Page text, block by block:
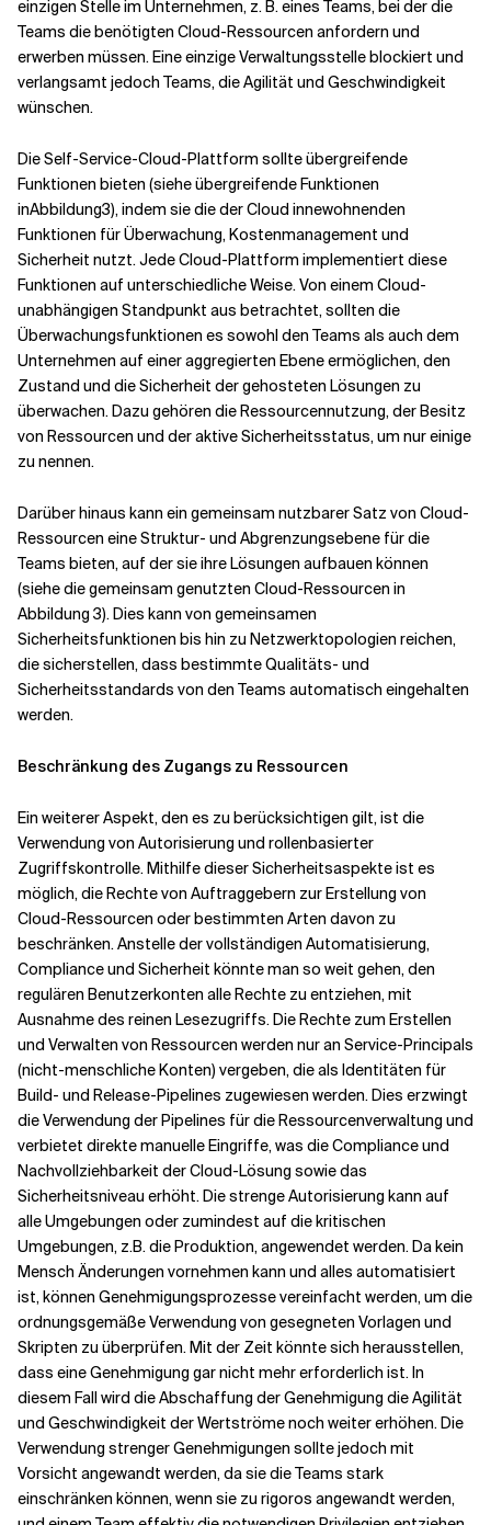
einzigen Stelle im Unternehmen, z. B. eines Teams, bei der die
Teams die benötigten Cloud-Ressourcen anfordern und
erwerben müssen. Eine einzige Verwaltungsstelle blockiert und
verlangsamt jedoch Teams, die Agilität und Geschwindigkeit
wünschen.
Die Self-Service-Cloud-Plattform sollte übergreifende
Funktionen bieten (siehe übergreifende Funktionen
inAbbildung3), indem sie die der Cloud innewohnenden
Funktionen für Überwachung, Kostenmanagement und
Sicherheit nutzt. Jede Cloud-Plattform implementiert diese
Funktionen auf unterschiedliche Weise. Von einem Cloud-
unabhängigen Standpunkt aus betrachtet, sollten die
Überwachungsfunktionen es sowohl den Teams als auch dem
Unternehmen auf einer aggregierten Ebene ermöglichen, den
Zustand und die Sicherheit der gehosteten Lösungen zu
überwachen. Dazu gehören die Ressourcennutzung, der Besitz
von Ressourcen und der aktive Sicherheitsstatus, um nur einige
zu nennen.
Darüber hinaus kann ein gemeinsam nutzbarer Satz von Cloud-
Ressourcen eine Struktur- und Abgrenzungsebene für die
Teams bieten, auf der sie ihre Lösungen aufbauen können
(siehe die gemeinsam genutzten Cloud-Ressourcen in
Abbildung 3). Dies kann von gemeinsamen
Sicherheitsfunktionen bis hin zu Netzwerktopologien reichen,
die sicherstellen, dass bestimmte Qualitäts- und
Sicherheitsstandards von den Teams automatisch eingehalten
werden.
Beschränkung des Zugangs zu Ressourcen
Ein weiterer Aspekt, den es zu berücksichtigen gilt, ist die
Verwendung von Autorisierung und rollenbasierter
Zugriffskontrolle. Mithilfe dieser Sicherheitsaspekte ist es
möglich, die Rechte von Auftraggebern zur Erstellung von
Cloud-Ressourcen oder bestimmten Arten davon zu
beschränken. Anstelle der vollständigen Automatisierung,
Compliance und Sicherheit könnte man so weit gehen, den
regulären Benutzerkonten alle Rechte zu entziehen, mit
Ausnahme des reinen Lesezugriffs. Die Rechte zum Erstellen
und Verwalten von Ressourcen werden nur an Service-Principals
(nicht-menschliche Konten) vergeben, die als Identitäten für
Build- und Release-Pipelines zugewiesen werden. Dies erzwingt
die Verwendung der Pipelines für die Ressourcenverwaltung und
verbietet direkte manuelle Eingriffe, was die Compliance und
Nachvollziehbarkeit der Cloud-Lösung sowie das
Sicherheitsniveau erhöht. Die strenge Autorisierung kann auf
alle Umgebungen oder zumindest auf die kritischen
Umgebungen, z.B. die Produktion, angewendet werden. Da kein
Mensch Änderungen vornehmen kann und alles automatisiert
ist, können Genehmigungsprozesse vereinfacht werden, um die
ordnungsgemäße Verwendung von gesegneten Vorlagen und
Skripten zu überprüfen. Mit der Zeit könnte sich herausstellen,
dass eine Genehmigung gar nicht mehr erforderlich ist. In
diesem Fall wird die Abschaffung der Genehmigung die Agilität
und Geschwindigkeit der Wertströme noch weiter erhöhen. Die
Verwendung strenger Genehmigungen sollte jedoch mit
Vorsicht angewandt werden, da sie die Teams stark
einschränken können, wenn sie zu rigoros angewandt werden,